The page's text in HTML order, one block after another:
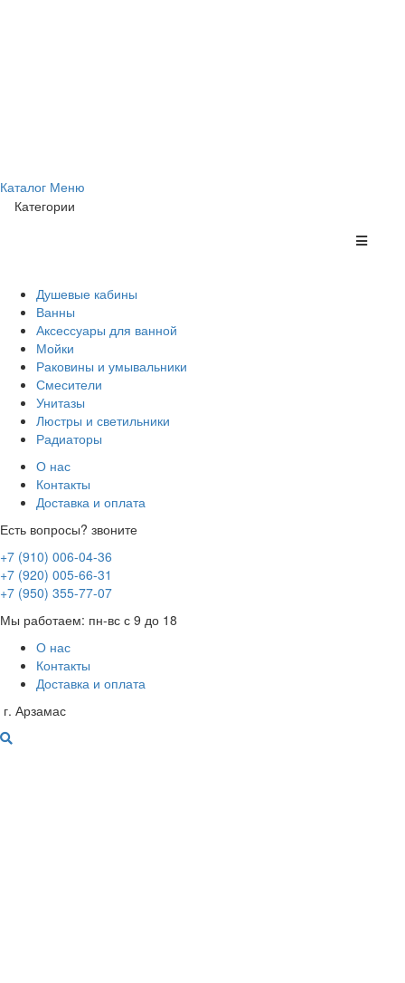
Каталог Меню
Категории
Душевые кабины
Ванны
Аксессуары для ванной
Мойки
Раковины и умывальники
Смесители
Унитазы
Люстры и светильники
Радиаторы
О нас
Контакты
Доставка и оплата
Есть вопросы? звоните
+7 (910) 006-04-36
+7 (920) 005-66-31
+7 (950) 355-77-07
Мы работаем: пн-вс с 9 до 18
О нас
Контакты
Доставка и оплата
г. Арзамас